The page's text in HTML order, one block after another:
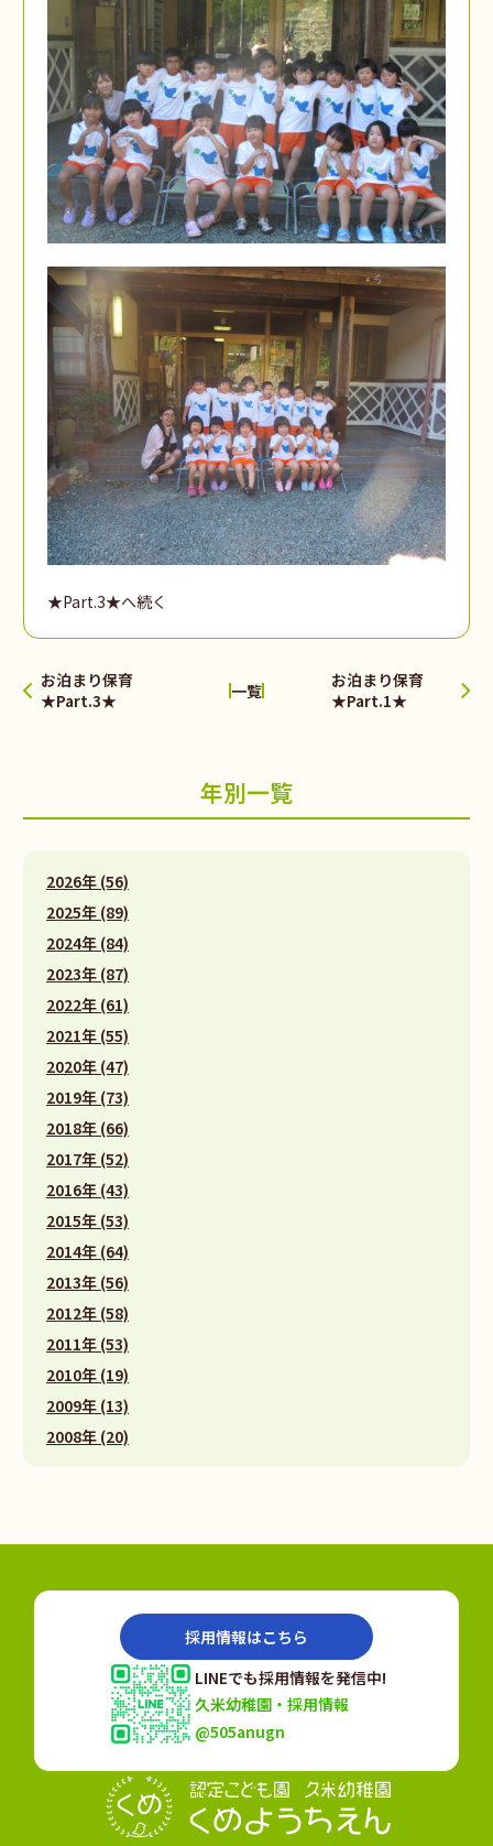
★Part.3★へ続く
お泊まり保育
★Part.3★
一覧
お泊まり保育
★Part.1★
年別一覧
2026年 (56)
2025年 (89)
2024年 (84)
2023年 (87)
2022年 (61)
2021年 (55)
2020年 (47)
2019年 (73)
2018年 (66)
2017年 (52)
2016年 (43)
2015年 (53)
2014年 (64)
2013年 (56)
2012年 (58)
2011年 (53)
2010年 (19)
2009年 (13)
2008年 (20)
採用情報はこちら
LINEでも採用情報を発信中!
久米幼稚園・採用情報
@505anugn